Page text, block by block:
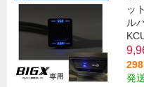
ッ
ル
発